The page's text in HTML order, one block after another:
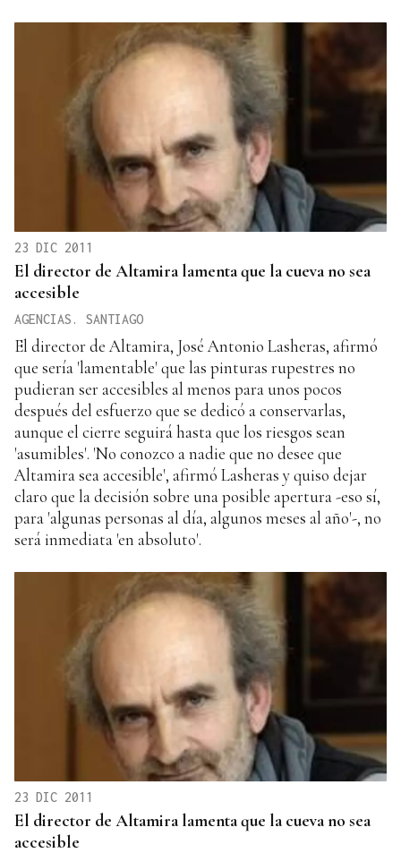
23 DIC 2011
El director de Altamira lamenta que la cueva no sea
accesible
AGENCIAS. SANTIAGO
El director de Altamira, José Antonio Lasheras, afirmó
que sería 'lamentable' que las pinturas rupestres no
pudieran ser accesibles al menos para unos pocos
después del esfuerzo que se dedicó a conservarlas,
aunque el cierre seguirá hasta que los riesgos sean
'asumibles'. 'No conozco a nadie que no desee que
Altamira sea accesible', afirmó Lasheras y quiso dejar
claro que la decisión sobre una posible apertura -eso sí,
para 'algunas personas al día, algunos meses al año'-, no
será inmediata 'en absoluto'.
23 DIC 2011
El director de Altamira lamenta que la cueva no sea
accesible